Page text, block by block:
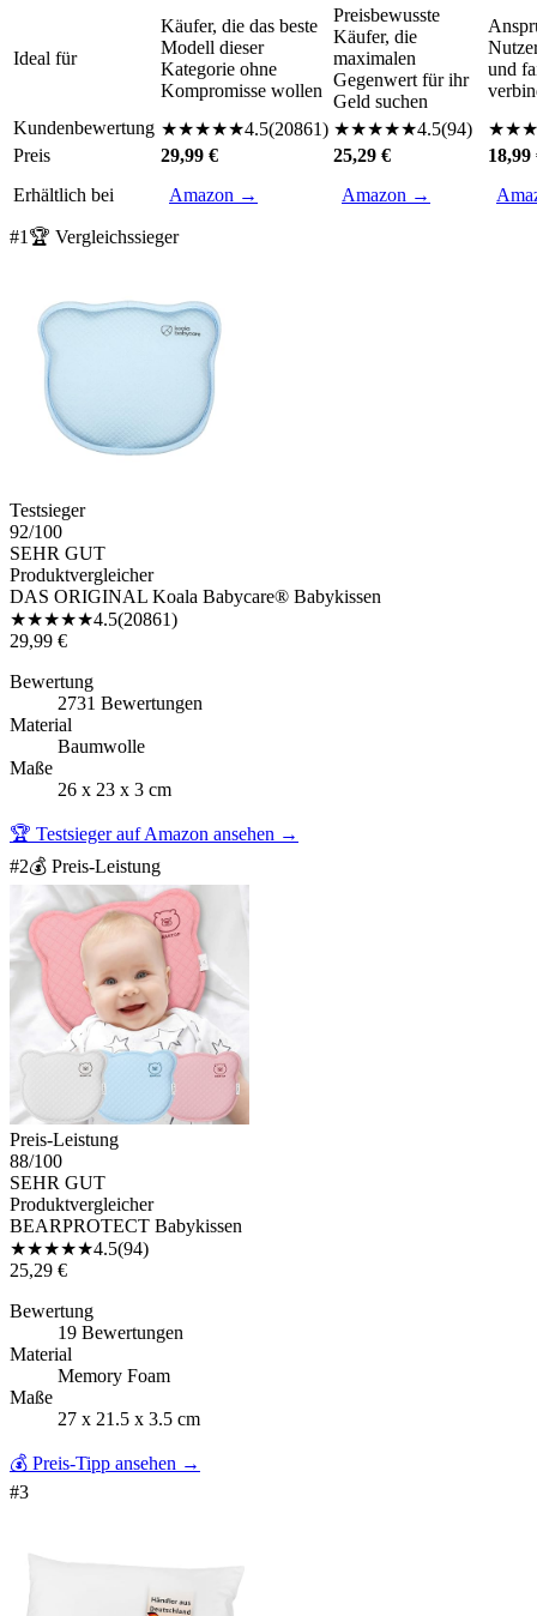
Ideal für
Käufer, die das beste
Modell dieser
Kategorie ohne
Kompromisse wollen
Preisbewusste
Käufer, die
maximalen
Gegenwert für ihr
Geld suchen
und
Kundenbewertung ★★★★★4.5(20861) ★★★★★4.5(94) ★★★
Preis
29,99 € 25,29 €
18,99
Erhältlich bei
Amazon → Amazon →
#1 🏆 Vergleichssieger
Testsieger
92/100
SEHR GUT
Produktvergleicher
DAS ORIGINAL Koala Babycare® Babykissen
★★★★★4.5(20861)
29,99 €
Bewertung
2731 Bewertungen
Material
Baumwolle
Maße
26 x 23 x 3 cm
🏆 Testsieger auf Amazon ansehen →
#2💰 Preis-Leistung
Preis-Leistung
88/100
SEHR GUT
Produktvergleicher
BEARPROTECT Babykissen
★★★★★4.5(94)
25,29 €
Bewertung
19 Bewertungen
Material
Memory Foam
Maße
27 x 21.5 x 3.5 cm
💰 Preis-Tipp ansehen →
#3